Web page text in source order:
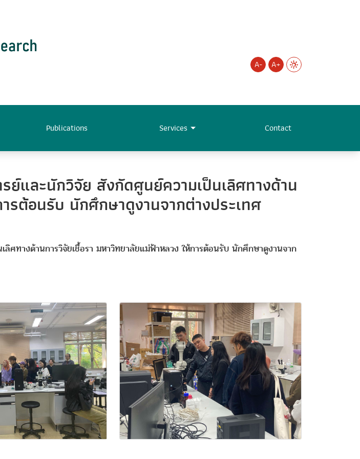
A- A+
Publications Services Contact
และนักวิจัย สังกัดศูนย์ความเป็นเลิศทางด้าน
รต้อนรับ นักศึกษาดูงานจากต่างประเทศ
ทางด้านการวิจัยเชื้อรา มหาวิทยาลัยแม่ฟ้าหลวง ให้การต้อนรับ นักศึกษาดูงานจาก